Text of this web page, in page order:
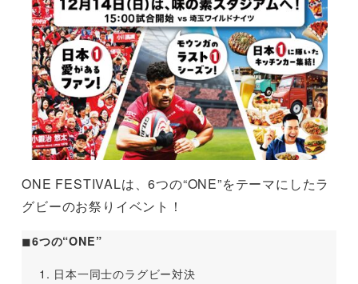
ONE FESTIVALは、6つの“ONE”をテーマにしたラ
グビーのお祭りイベント！
◼︎6つの“ONE”
日本一同士のラグビー対決